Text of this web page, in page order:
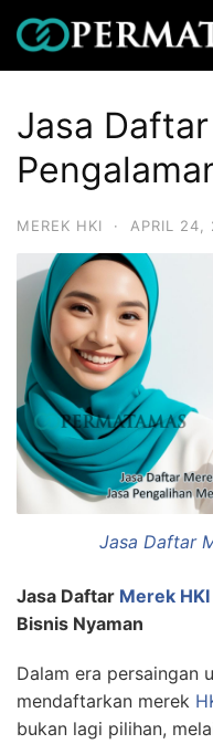
Jasa
MEREK HKI · APRIL 24,
Jasa Daftar
Jasa Daftar Merek HKI
Bisnis Nyaman
Dalam era persaingan
mendaftarkan merek
bukan lagi pilihan,